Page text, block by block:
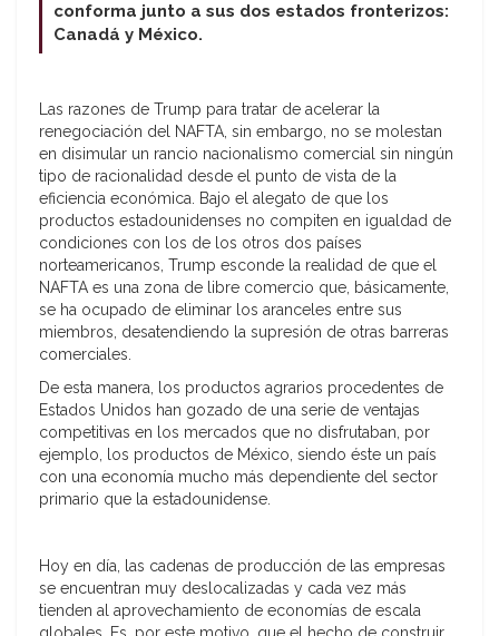
conforma junto a sus dos estados fronterizos:
Canadá y México.
Las razones de Trump para tratar de acelerar la
renegociación del NAFTA, sin embargo, no se molestan
en disimular un rancio nacionalismo comercial sin ningún
tipo de racionalidad desde el punto de vista de la
eficiencia económica. Bajo el alegato de que los
productos estadounidenses no compiten en igualdad de
condiciones con los de los otros dos países
norteamericanos, Trump esconde la realidad de que el
NAFTA es una zona de libre comercio que, básicamente,
se ha ocupado de eliminar los aranceles entre sus
miembros, desatendiendo la supresión de otras barreras
comerciales.
De esta manera, los productos agrarios procedentes de
Estados Unidos han gozado de una serie de ventajas
competitivas en los mercados que no disfrutaban, por
ejemplo, los productos de México, siendo éste un país
con una economía mucho más dependiente del sector
primario que la estadounidense.
Hoy en día, las cadenas de producción de las empresas
se encuentran muy deslocalizadas y cada vez más
tienden al aprovechamiento de economías de escala